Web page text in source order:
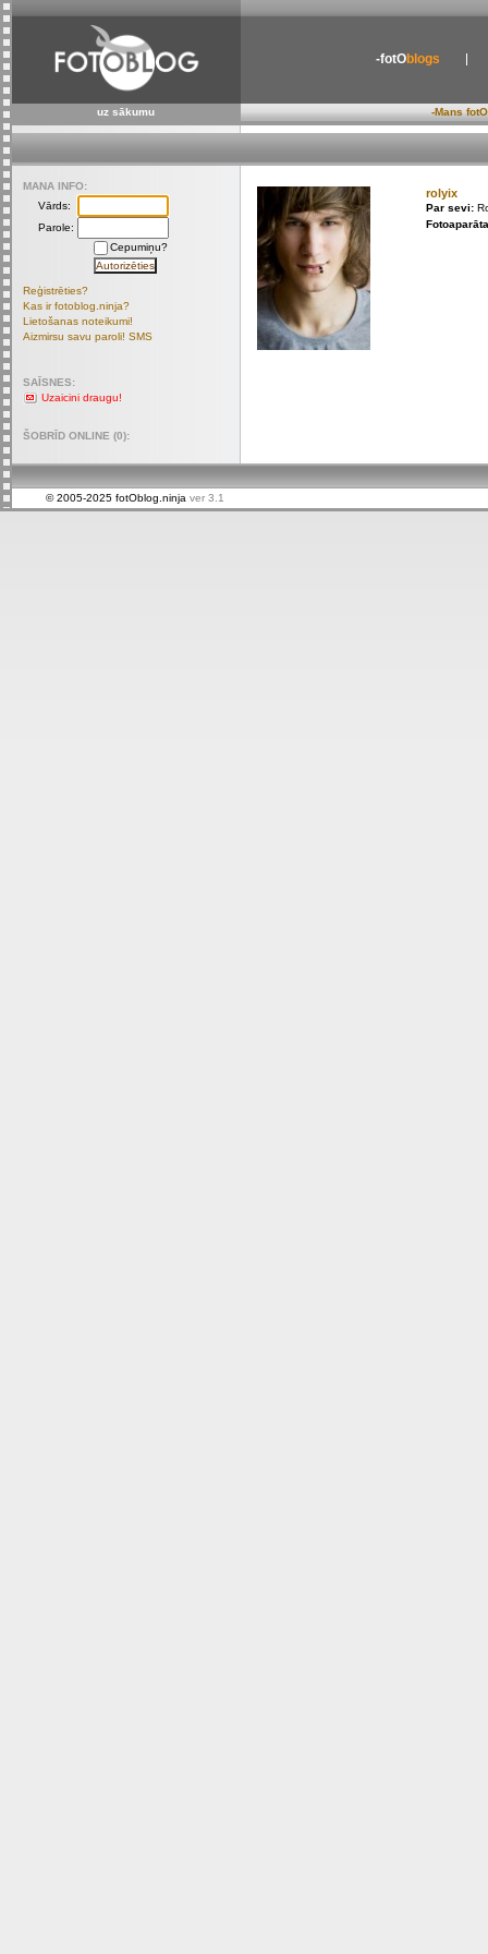
-fotOblogs
uz sākumu -Mans
rolyix
Par sevi:
MANA INFO:
Vārds:
Parole:
Cepumiņu?
Reģistrēties?
Kas ir fotoblog.ninja?
Lietošanas noteikumi!
Aizmirsu savu paroli! SMS
SAĪSNES:
Uzaicini draugu!
ŠOBRĪD ONLINE (0):
© 2005-2025 fotOblog.ninja ver 3.1